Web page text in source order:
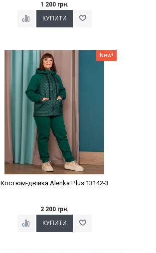
1 200 грн.
Наклейки Варіант з % New!
Костюм-двійка Alenka Plus 13142-3
2 200 грн.